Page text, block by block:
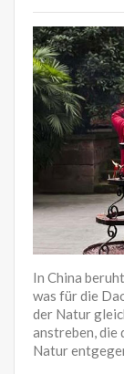
In China
was für die
der Natur
anstreben, die
Natur